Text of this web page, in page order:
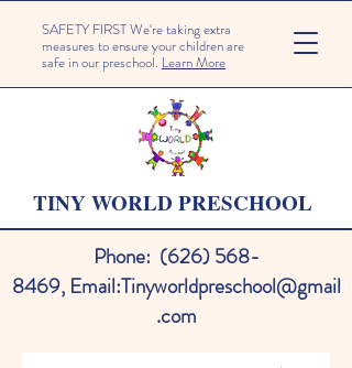
SAFETY FIRST We're taking extra
measures to ensure your children are
safe in our preschool. Learn More
TINY WORLD PRESCHOOL
Phone: (626) 568-
8469, Email:Tinyworldpreschool@gmail
.com